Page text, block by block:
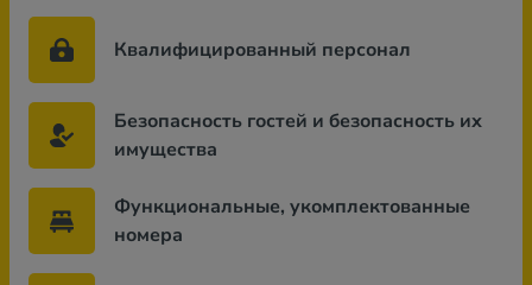
Квалифицированный персонал
Безопасность гостей и безопасность их
имущества
Функциональные, укомплектованные
номера